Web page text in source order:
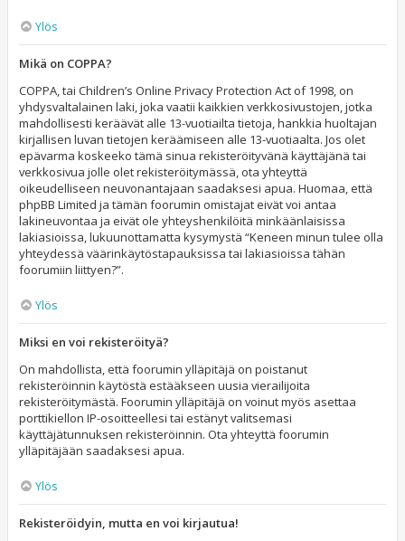
Ylös
Mikä on COPPA?
COPPA, tai Children’s Online Privacy Protection Act of 1998, on
yhdysvaltalainen laki, joka vaatii kaikkien verkkosivustojen, jotka
mahdollisesti keräävät alle 13-vuotiailta tietoja, hankkia huoltajan
kirjallisen luvan tietojen keräämiseen alle 13-vuotiaalta. Jos olet
epävarma koskeeko tämä sinua rekisteröityvänä käyttäjänä tai
verkkosivua jolle olet rekisteröitymässä, ota yhteyttä
oikeudelliseen neuvonantajaan saadaksesi apua. Huomaa, että
phpBB Limited ja tämän foorumin omistajat eivät voi antaa
lakineuvontaa ja eivät ole yhteyshenkilöitä minkäänlaisissa
lakiasioissa, lukuunottamatta kysymystä “Keneen minun tulee olla
yhteydessä väärinkäytöstapauksissa tai lakiasioissa tähän
foorumiin liittyen?”.
Ylös
Miksi en voi rekisteröityä?
On mahdollista, että foorumin ylläpitäjä on poistanut
rekisteröinnin käytöstä estääkseen uusia vierailijoita
rekisteröitymästä. Foorumin ylläpitäjä on voinut myös asettaa
porttikiellon IP-osoitteellesi tai estänyt valitsemasi
käyttäjätunnuksen rekisteröinnin. Ota yhteyttä foorumin
ylläpitäjään saadaksesi apua.
Ylös
Rekisteröidyin, mutta en voi kirjautua!